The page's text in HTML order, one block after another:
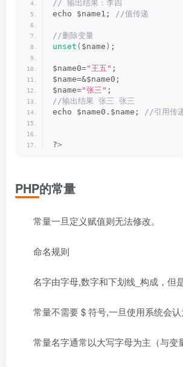
// 输出结果：李四
echo $name1;
//值传递
//删除变量
unset ( $name ) ;
$name0="王五" ;
$name=&$name0;
$name="张三" ;
//输出结果 张三 张三
echo $name0.$name;
//引用传
?>
PHP的常量
常量一旦定义赋值则无法修改。
命名规则
名字由字母,数字和下划线_构成，但
常量不需要 $ 符号,一旦使用系统会认
常量名字通常以大写字母为主（与变